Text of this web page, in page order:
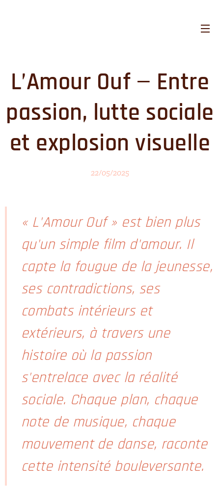
L’Amour Ouf — Entre
passion, lutte sociale
et explosion visuelle
22/05/2025
« L'Amour Ouf » est bien plus
qu'un simple film d'amour. Il
capte la fougue de la jeunesse,
ses contradictions, ses
combats intérieurs et
extérieurs, à travers une
histoire où la passion
s'entrelace avec la réalité
sociale. Chaque plan, chaque
note de musique, chaque
mouvement de danse, raconte
cette intensité bouleversante.